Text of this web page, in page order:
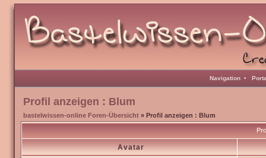
Navigation •
Profil anzeigen : Blum
bastelwissen-online Foren-Übersicht » Profil anzeigen : Blum
Avatar